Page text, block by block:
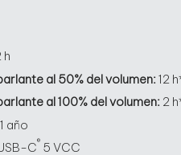
h
al 50% del volumen:12
al 100% del volumen: 2
1 año
C® 5 VCC